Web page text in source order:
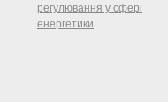
регулювання у сфері
енергетики